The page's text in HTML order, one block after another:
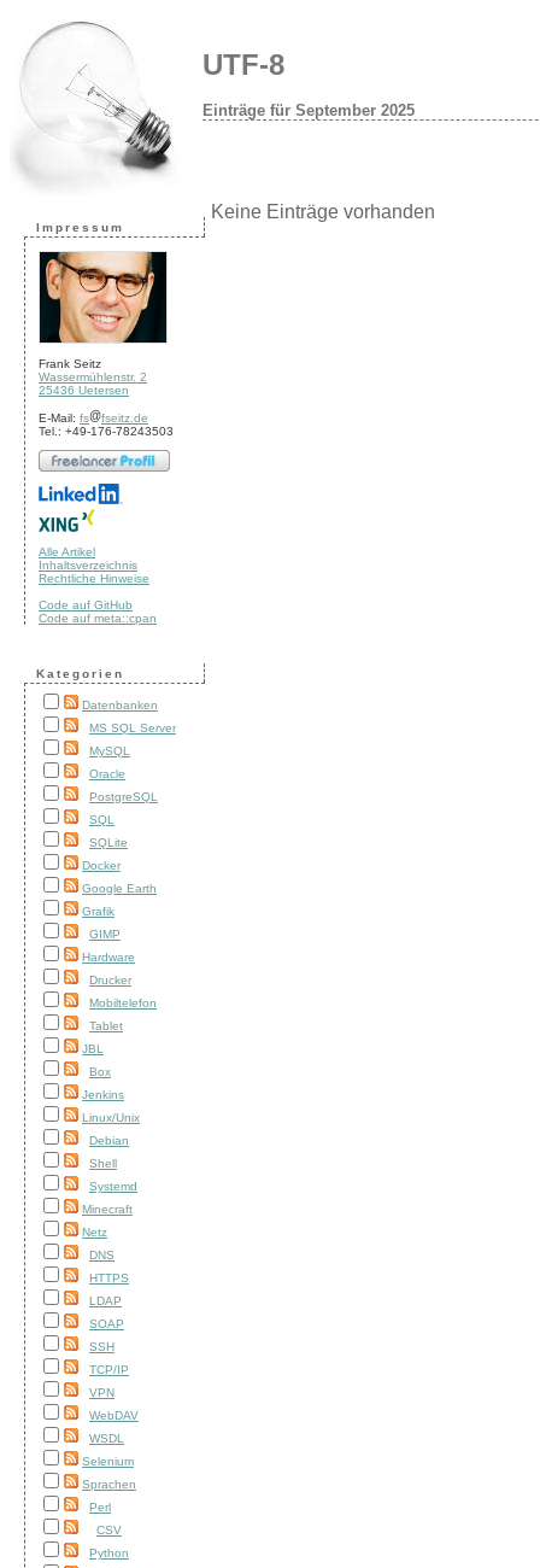
UTF-8
Einträge für September 2025
Impressum
Frank Seitz
Wassermühlenstr. 2
25436 Uetersen
E-Mail: fs
fseitz.de
Tel.: +49-176-78243503
Alle Artikel
Inhaltsverzeichnis
Rechtliche Hinweise
Code auf GitHub
Code auf meta::cpan
Kategorien
Datenbanken
MS SQL Server
MySQL
Oracle
PostgreSQL
SQL
SQLite
Docker
Google Earth
Grafik
GIMP
Hardware
Drucker
Mobiltelefon
Tablet
JBL
Box
Jenkins
Linux/Unix
Debian
Shell
Systemd
Minecraft
Netz
DNS
HTTPS
LDAP
SOAP
SSH
TCP/IP
VPN
WebDAV
WSDL
Selenium
Sprachen
Perl
CSV
Python
Keine Einträge vorhanden